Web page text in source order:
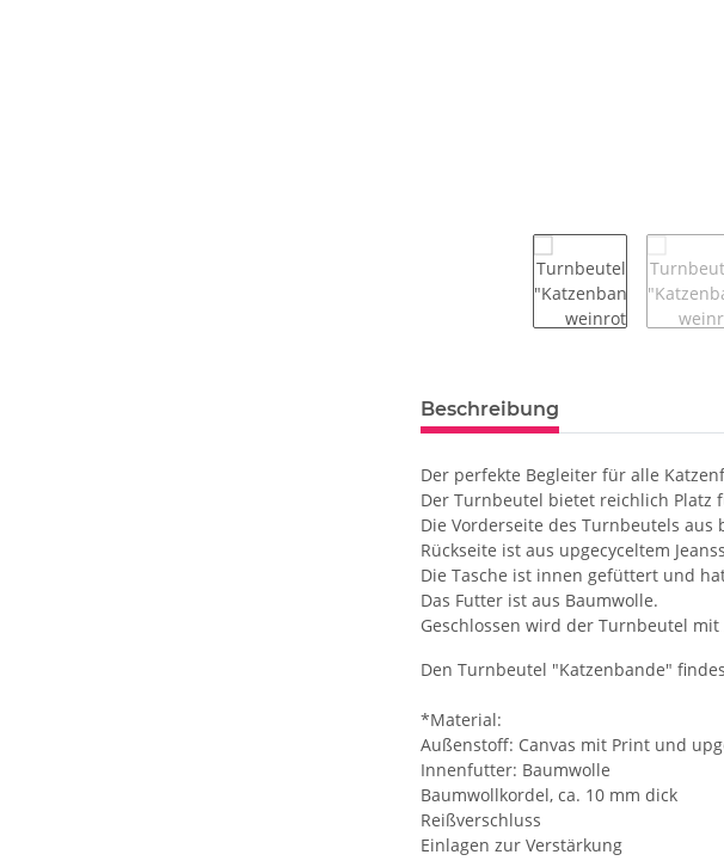
Beschreibung
Der perfekte Begleiter für alle
Der Turnbeutel bietet reichlich Platz
Die Vorderseite des Turnbeutels
Rückseite ist aus upgecyceltem
Die Tasche ist innen gefüttert und
Das Futter ist aus Baumwolle.
Geschlossen wird der Turnbeutel
Den Turnbeutel "Katzenbande"
*Material:
Außenstoff: Canvas mit Print und
Innenfutter: Baumwolle
Baumwollkordel, ca. 10 mm dick
Reißverschluss
Einlagen zur Verstärkung